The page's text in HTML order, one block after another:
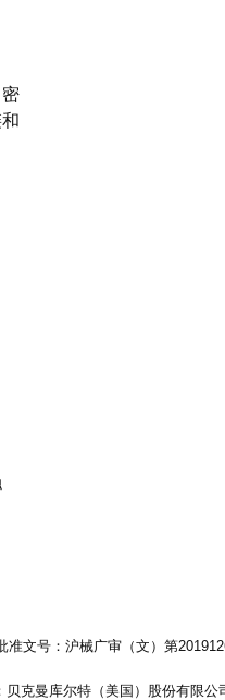
准文号：沪械广审（文）第
贝克曼库尔特（美国）股份有限公